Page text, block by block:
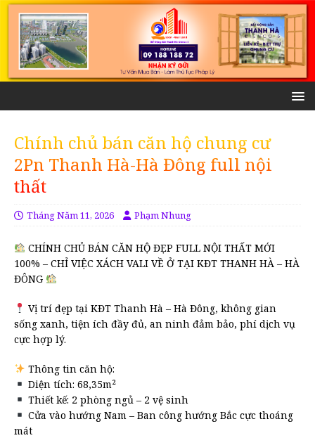
Chính chủ bán căn hộ chung cư
2Pn Thanh Hà-Hà Đông full nội
thất
Tháng Năm 11, 2026 Phạm Nhung
CHÍNH CHỦ BÁN CĂN HỘ ĐẸP FULL NỘI THẤT MỚI
100% – CHỈ VIỆC XÁCH VALI VỀ Ở TẠI KĐT THANH HÀ – HÀ
ĐÔNG
Vị trí đẹp tại KĐT Thanh Hà – Hà Đông, không gian
sống xanh, tiện ích đầy đủ, an ninh đảm bảo, phí dịch vụ
cực hợp lý.
Thông tin căn hộ:
Diện tích: 68,35m²
Thiết kế: 2 phòng ngủ – 2 vệ sinh
Cửa vào hướng Nam – Ban công hướng Bắc cực thoáng
mát